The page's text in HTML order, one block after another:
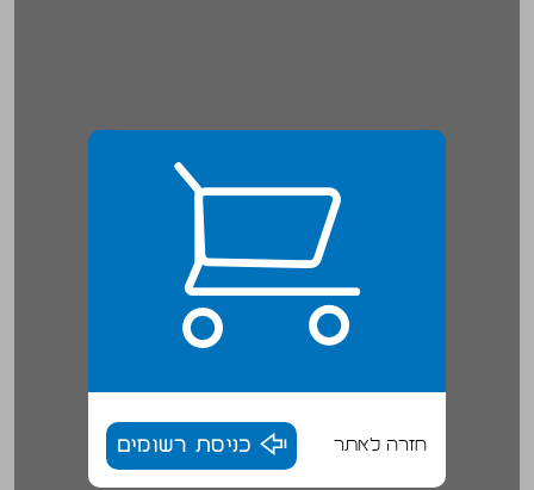
חזרה לאתר כניסת רשומים